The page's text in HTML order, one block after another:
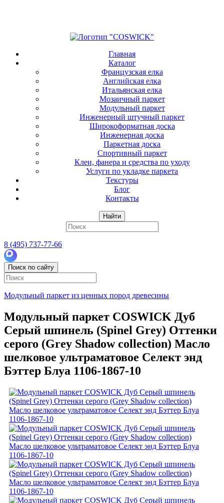
Главная
Каталог
Французская елка
Английская елка
Итальянская елка
Мозаичный паркет
Модульный паркет
Инженерный штучный паркет
Широкоформатная доска
Инженерная доска
Паркетная доска
Спортивный паркет
Клеи, фанера и средства по уходу
Услуги по укладке паркета
Текстуры
Блог
Контакты
Найти
8 (495) 737-77-66
Поиск по сайту
Модульный паркет из ценных пород древесины
Модульный паркет COSWICK Дуб
Серый шпинель (Spinel Grey) Оттенки
серого (Grеy Shadow collection) Масло
шелковое ультраматовое Селект энд
Бэттер Блуа 1106-1867-10